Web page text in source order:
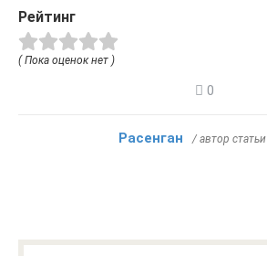
Рейтинг
( Пока оценок нет )
0
Расенган / автор статьи